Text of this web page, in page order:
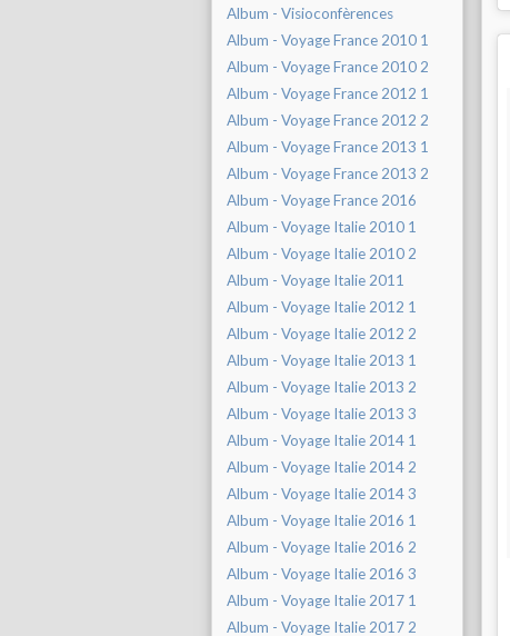
Album - Visioconfèrences
Album - Voyage France 2010 1
Album - Voyage France 2010 2
Album - Voyage France 2012 1
Album - Voyage France 2012 2
Album - Voyage France 2013 1
Album - Voyage France 2013 2
Album - Voyage France 2016
Album - Voyage Italie 2010 1
Album - Voyage Italie 2010 2
Album - Voyage Italie 2011
Album - Voyage Italie 2012 1
Album - Voyage Italie 2012 2
Album - Voyage Italie 2013 1
Album - Voyage Italie 2013 2
Album - Voyage Italie 2013 3
Album - Voyage Italie 2014 1
Album - Voyage Italie 2014 2
Album - Voyage Italie 2014 3
Album - Voyage Italie 2016 1
Album - Voyage Italie 2016 2
Album - Voyage Italie 2016 3
Album - Voyage Italie 2017 1
Album - Voyage Italie 2017 2